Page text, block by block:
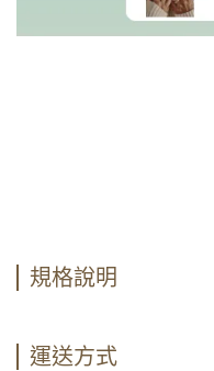
規格說明
運送方式